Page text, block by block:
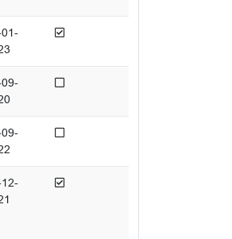
Afgedaan
Niet afgedaan
Niet afgedaan
Afgedaan